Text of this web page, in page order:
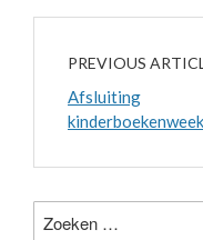
PREVIOUS
Afsluiting
kinderboekenweek